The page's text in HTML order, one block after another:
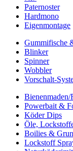
Paternoster
Hardmono
Eigenmontage
Gummifische
Blinker
Spinner
Wobbler
Vorschalt-
Powerbait &
Köder Dips
Öle,
Boilies &
Lockstoff